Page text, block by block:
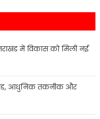
में विकास को मिली नई
आधुनिक तकनीक और